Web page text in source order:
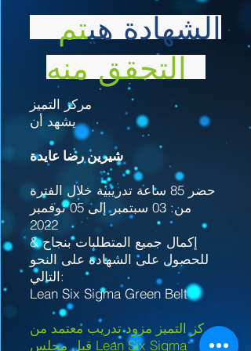
الشهادة هيتم
مركز التميز
يشهد أن
شيرين رضا عايدة
حضر 85 ساعة تدريبية خلال الفترة
من: 03 سبتمبر إلى 05 نوفمبر
2022
& إكمال جميع المتطلبات بنجاح
للحصول على الشهادة على النحو
التالي:
Lean Six Sigma Green Belt
مركز التميز مزود تدريب معتمد من
قبل مجلس Lean Six Sigma